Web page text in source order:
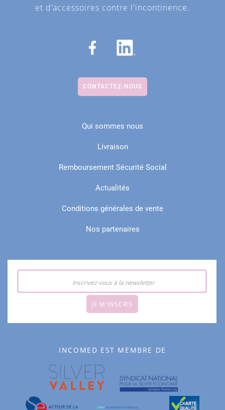
et d'accessoires contre l'incontinence.
CONTACTEZ-NOUS
Qui sommes nous
Livraison
Remboursement Sécurité Social
Actualités
Conditions générales de vente
Nos partenaires
JE M'INSCRIS
INCOMED EST MEMBRE DE